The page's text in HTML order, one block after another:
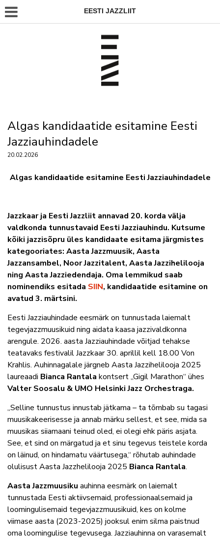
EESTI JAZZLIIT
Algas kandidaatide esitamine Eesti
Jazziauhindadele
20.02.2026
Algas kandidaatide esitamine Eesti Jazziauhindadele
Jazzkaar ja Eesti Jazzliit annavad 20. korda välja
valdkonda tunnustavaid Eesti Jazziauhindu. Kutsume
kõiki jazzisõpru üles kandidaate esitama järgmistes
kategooriates: Aasta Jazzmuusik, Aasta
Jazzansambel, Noor Jazzitalent, Aasta Jazzihelilooja
ning Aasta Jazziedendaja. Oma lemmikud saab
nominendiks esitada SIIN, kandidaatide esitamine on
avatud 3. märtsini.
Eesti Jazziauhindade eesmärk on tunnustada laiemalt
tegevjazzmuusikuid ning aidata kaasa jazzivaldkonna
arengule. 2026. aasta Jazziauhindade võitjad tehakse
teatavaks festivalil Jazzkaar 30. aprillil kell 18.00 Von
Krahlis. Auhinnagalale järgneb Aasta Jazzihelilooja 2025
laureaadi Bianca Rantala kontsert„Gigil Marathon“ ühes
Valter Soosalu & UMO Helsinki Jazz Orchestraga.
„Selline tunnustus innustab jätkama – ta tõmbab su tagasi
muusikakeerisesse ja annab märku sellest, et see, mida sa
muusikas siiamaani teinud oled, ei olegi ehk päris asjata.
See, et sind on märgatud ja et sinu tegevus teistele korda
on läinud, on hindamatu väärtusega,“ rõhutab auhindade
olulisust Aasta Jazzhelilooja 2025 Bianca Rantala.
Aasta Jazzmuusiku auhinna eesmärk on laiemalt
tunnustada Eesti aktiivsemaid, professionaalsemaid ja
loomingulisemaid tegevjazzmuusikuid, kes on kolme
viimase aasta (2023-2025) jooksul enim silma paistnud
oma loomingulise tegevusega. Jazziauhinna on varasemalt